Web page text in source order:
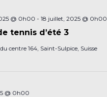
tennis d’été 3
@ 0h00 - 18 juillet, 2025 @ 0h00
centre 164, Saint-Sulpice, Suisse
@ 0h00